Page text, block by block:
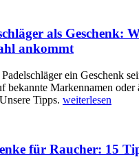
als Geschenk:
ankommt
ein Geschenk
bekannte Markennamen oder
Tipps. weiterlesen
für Raucher: 15